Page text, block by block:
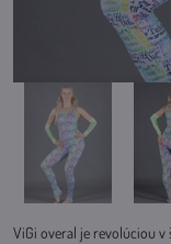
ViGi overal je revolúciou